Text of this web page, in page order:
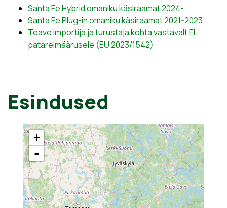
Santa Fe Hybrid omaniku käsiraamat 2024-
Santa Fe Plug-in omaniku käsiraamat 2021-2023
Teave importija ja turustaja kohta vastavalt EL
patareimäärusele (EU 2023/1542)
Esindused
+
-